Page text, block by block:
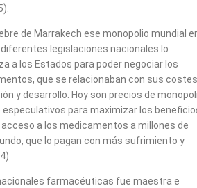
de Marrakech ese monopolio mundial
legislaciones nacionales lo
a los Estados para poder negociar los
que se relacionaban con sus
y desarrollo. Hoy son precios de
para maximizar los
a los medicamentos a millones de
que lo pagan con más sufrimiento y
farmacéuticas fue maestra e